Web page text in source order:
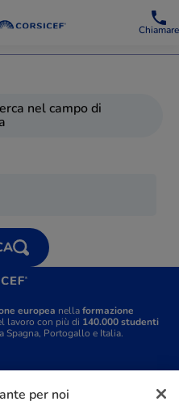
Chiamare
nel campo di
europea nellaformazione
lavoro con più di 140.000 studenti
Spagna, Portogallo e Italia.
per noi